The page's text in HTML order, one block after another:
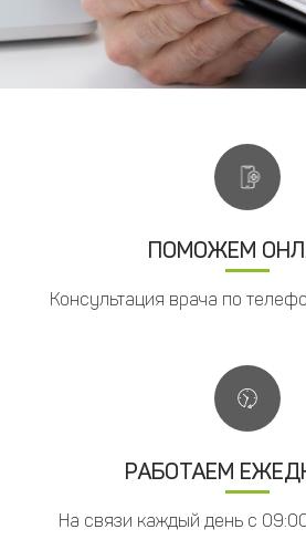
ПОМОЖЕМ
Консультация врача по
РАБОТАЕМ
На связи каждый день с